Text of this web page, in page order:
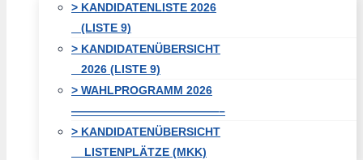
> KANDIDATENLISTE 2026
(LISTE 9)
> KANDIDATENÜBERSICHT
2026 (LISTE 9)
> WAHLPROGRAMM 2026
—————————————–
> KANDIDATENÜBERSICHT
LISTENPLÄTZE (MKK)